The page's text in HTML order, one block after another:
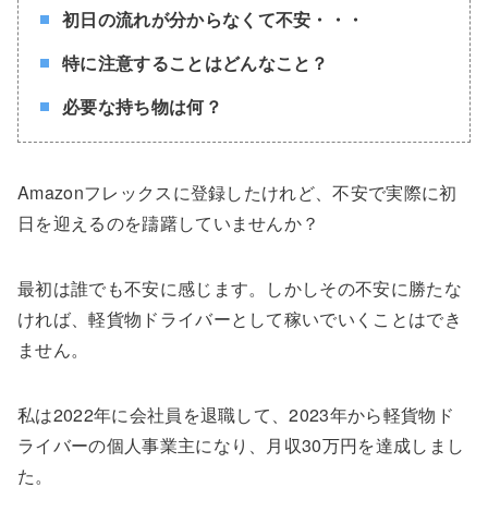
初日の流れが分からなくて不安・・・
特に注意することはどんなこと？
必要な持ち物は何？
Amazonフレックスに登録したけれど、不安で実際に初
日を迎えるのを躊躇していませんか？
最初は誰でも不安に感じます。しかしその不安に勝たな
ければ、軽貨物ドライバーとして稼いでいくことはでき
ません。
私は2022年に会社員を退職して、2023年から軽貨物ド
ライバーの個人事業主になり、月収30万円を達成しまし
た。